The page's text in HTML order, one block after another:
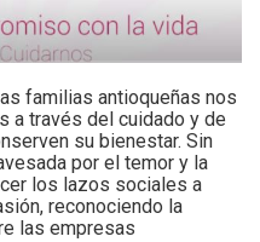
familias antioqueñas nos
a través del cuidado y de
su bienestar. Sin
por el temor y la
los lazos sociales a
reconociendo la
las empresas